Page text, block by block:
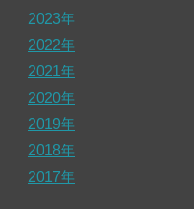
2023年
2022年
2021年
2020年
2019年
2018年
2017年